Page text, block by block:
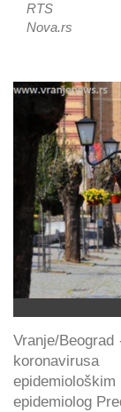
RTS
Nova.rs
Vranje/
epidemiolog